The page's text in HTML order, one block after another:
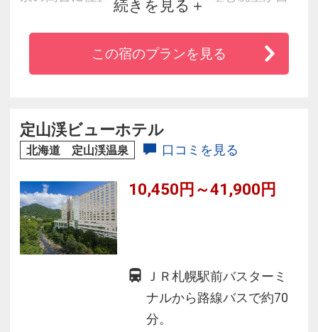
◆「美人の湯」と称される大自然の恵みをたっ
ぷり含んだウトロ温泉
◆旅のプロが選ぶベスト100料理部門3年連続北
海道１位を受賞した【マルスコイバイキング】
アルコール含めフリードリンクです
続きを見る
この宿のプランを見る
定山渓ビューホテル
北海道 定山渓温泉 口コミを見る
10,450円～41,900円
ＪＲ札幌駅前バスターミ
ナルから路線バスで約70
分。